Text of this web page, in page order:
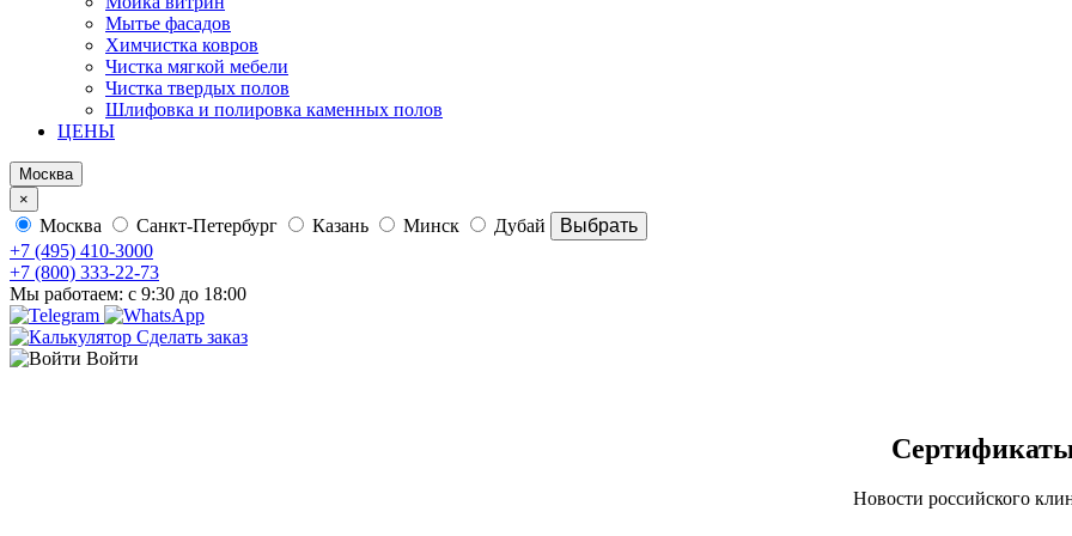
Мытье фасадов
Химчистка ковров
Чистка мягкой мебели
Чистка твердых полов
Шлифовка и полировка каменных полов
ЦЕНЫ
Москва
×
Москва Санкт-Петербург Казань Минск
Дубай
+7 (495) 410-3000
+7 (800) 333-22-73
Мы работаем: с 9:30 до 18:00
Сделать заказ
Войти
Новости российского